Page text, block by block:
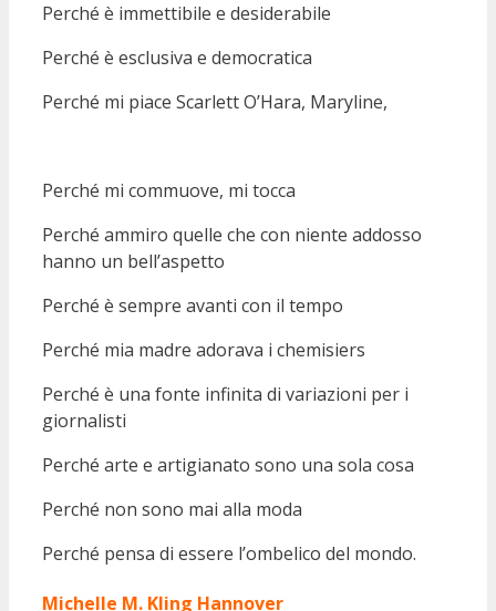
Perché è immettibile e desiderabile
Perché è esclusiva e democratica
Perché mi piace Scarlett O’Hara, Maryline,
Perché mi commuove, mi tocca
Perché ammiro quelle che con niente addosso
hanno un bell’aspetto
Perché è sempre avanti con il tempo
Perché mia madre adorava i chemisiers
Perché è una fonte infinita di variazioni per i
giornalisti
Perché arte e artigianato sono una sola cosa
Perché non sono mai alla moda
Perché pensa di essere l’ombelico del mondo.
Michelle M. Kling Hannover